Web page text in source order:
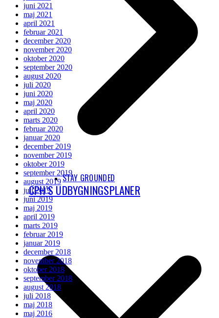
STAY GROUNDED
CPH’S UDBYGNINGSPLANER
juni 2021
maj 2021
april 2021
februar 2021
december 2020
november 2020
oktober 2020
september 2020
august 2020
juli 2020
juni 2020
maj 2020
april 2020
marts 2020
februar 2020
januar 2020
december 2019
november 2019
oktober 2019
september 2019
august 2019
juli 2019
juni 2019
maj 2019
april 2019
marts 2019
februar 2019
januar 2019
december 2018
november 2018
oktober 2018
september 2018
august 2018
juli 2018
maj 2018
maj 2016